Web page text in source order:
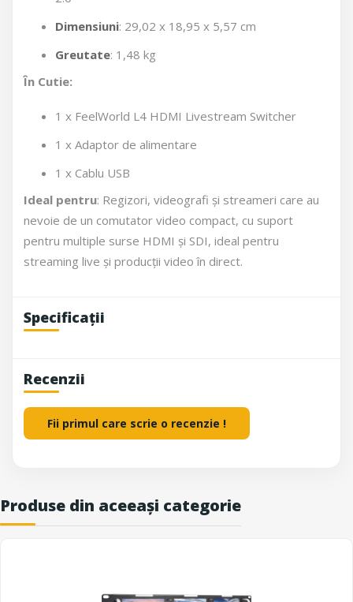
Dimensiuni: 29,02 x 18,95 x 5,57 cm
Greutate: 1,48 kg
În Cutie:
1 x FeelWorld L4 HDMI Livestream Switcher
1 x Adaptor de alimentare
1 x Cablu USB
Ideal pentru: Regizori, videografi și streameri care au
nevoie de un comutator video compact, cu suport
pentru multiple surse HDMI și SDI, ideal pentru
streaming live și producții video în direct.
Specificații
Recenzii
Fii primul care scrie o recenzie !
Produse din aceeași categorie